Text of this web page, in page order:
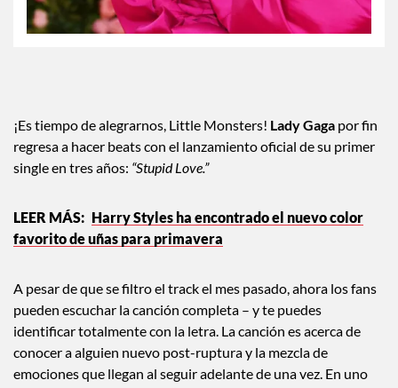
¡Es tiempo de alegrarnos, Little Monsters! Lady Gaga por fin
regresa a hacer beats con el lanzamiento oficial de su primer
single en tres años: “Stupid Love.”
Harry Styles ha encontrado el nuevo color
favorito de uñas para primavera
A pesar de que se filtro el track el mes pasado, ahora los fans
pueden escuchar la canción completa – y te puedes
identificar totalmente con la letra. La canción es acerca de
conocer a alguien nuevo post-ruptura y la mezcla de
emociones que llegan al seguir adelante de una vez. En uno